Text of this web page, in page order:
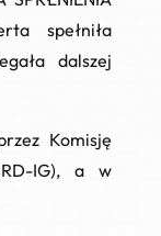
spełniła
dalszej
Komisję
IG), a w